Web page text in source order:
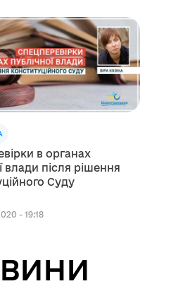
в органах
влади після рішення
Суду
- 19:18